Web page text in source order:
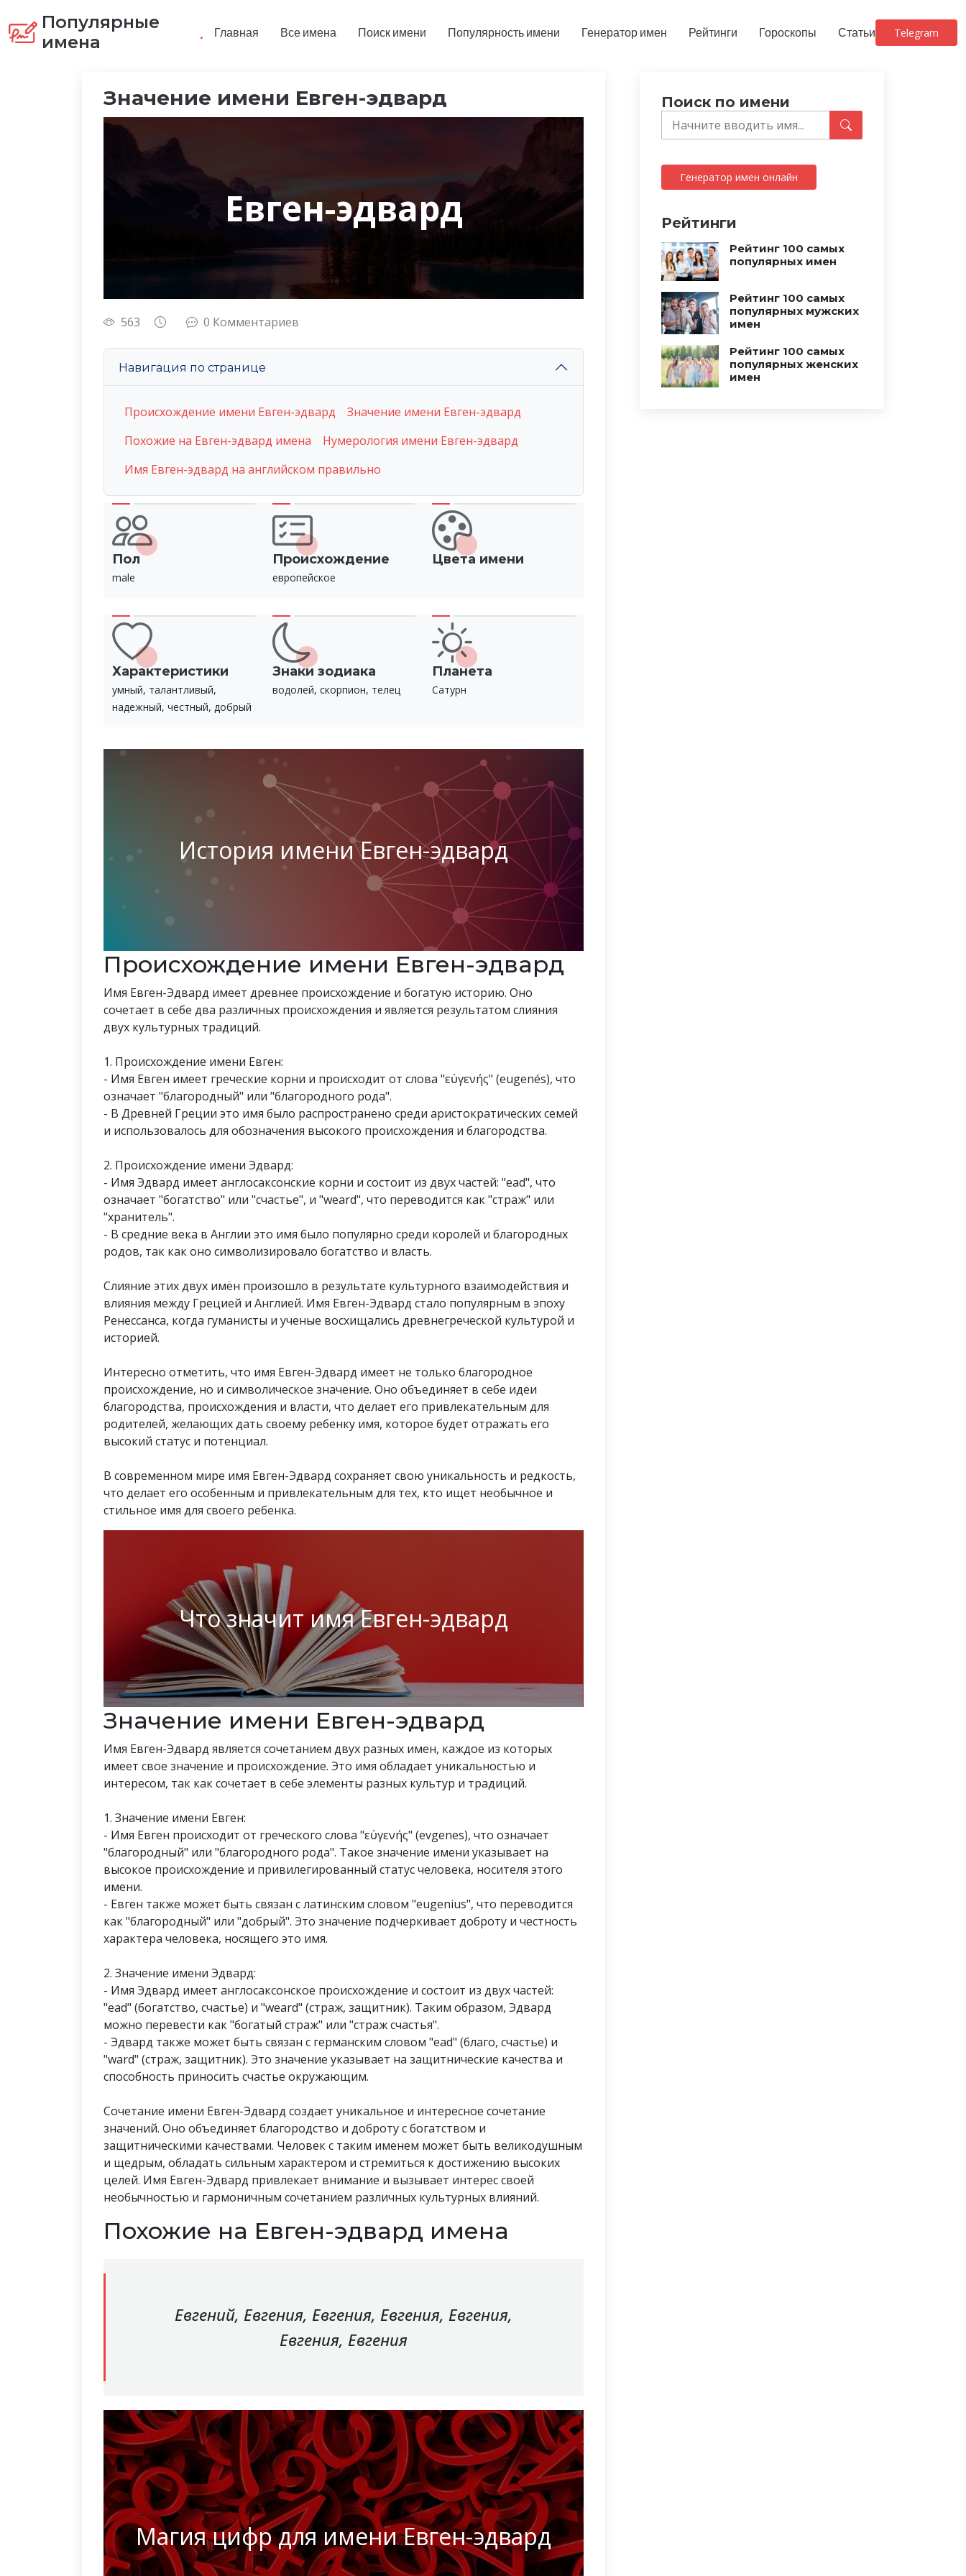
Популярные
имена
. Главная Все имена Поиск имени Популярность имени Генератор имен Рейтинги Гороскопы Статьи Telegram
Значение имени Евген-эдвард
Евген-эдвард
563 0 Комментариев
Навигация по странице
Происхождение имени Евген-эдвард
Значение имени Евген-эдвард
Похожие на Евген-эдвард имена
Нумерология имени Евген-эдвард
Имя Евген-эдвард на английском правильно
Пол
male
Происхождение
европейское
Цвета имени
Характеристики
умный, талантливый,
надежный, честный, добрый
Знаки зодиака
водолей, скорпион, телец
Планета
Сатурн
История имени Евген-эдвард
Происхождение имени Евген-эдвард
Имя Евген-Эдвард имеет древнее происхождение и богатую историю. Оно
сочетает в себе два различных происхождения и является результатом слияния
двух культурных традиций.
1. Происхождение имени Евген:
- Имя Евген имеет греческие корни и происходит от слова "εὐγενής" (eugenés), что
означает "благородный" или "благородного рода".
- В Древней Греции это имя было распространено среди аристократических семей
и использовалось для обозначения высокого происхождения и благородства.
2. Происхождение имени Эдвард:
- Имя Эдвард имеет англосаксонские корни и состоит из двух частей: "ead", что
означает "богатство" или "счастье", и "weard", что переводится как "страж" или
"хранитель".
- В средние века в Англии это имя было популярно среди королей и благородных
родов, так как оно символизировало богатство и власть.
Слияние этих двух имён произошло в результате культурного взаимодействия и
влияния между Грецией и Англией. Имя Евген-Эдвард стало популярным в эпоху
Ренессанса, когда гуманисты и ученые восхищались древнегреческой культурой и
историей.
Интересно отметить, что имя Евген-Эдвард имеет не только благородное
происхождение, но и символическое значение. Оно объединяет в себе идеи
благородства, происхождения и власти, что делает его привлекательным для
родителей, желающих дать своему ребенку имя, которое будет отражать его
высокий статус и потенциал.
В современном мире имя Евген-Эдвард сохраняет свою уникальность и редкость,
что делает его особенным и привлекательным для тех, кто ищет необычное и
стильное имя для своего ребенка.
Что значит имя Евген-эдвард
Значение имени Евген-эдвард
Имя Евген-Эдвард является сочетанием двух разных имен, каждое из которых
имеет свое значение и происхождение. Это имя обладает уникальностью и
интересом, так как сочетает в себе элементы разных культур и традиций.
1. Значение имени Евген:
- Имя Евген происходит от греческого слова "εὐγενής" (evgenes), что означает
"благородный" или "благородного рода". Такое значение имени указывает на
высокое происхождение и привилегированный статус человека, носителя этого
имени.
- Евген также может быть связан с латинским словом "eugenius", что переводится
как "благородный" или "добрый". Это значение подчеркивает доброту и честность
характера человека, носящего это имя.
2. Значение имени Эдвард:
- Имя Эдвард имеет англосаксонское происхождение и состоит из двух частей:
"ead" (богатство, счастье) и "weard" (страж, защитник). Таким образом, Эдвард
можно перевести как "богатый страж" или "страж счастья".
- Эдвард также может быть связан с германским словом "ead" (благо, счастье) и
"ward" (страж, защитник). Это значение указывает на защитнические качества и
способность приносить счастье окружающим.
Сочетание имени Евген-Эдвард создает уникальное и интересное сочетание
значений. Оно объединяет благородство и доброту с богатством и
защитническими качествами. Человек с таким именем может быть великодушным
и щедрым, обладать сильным характером и стремиться к достижению высоких
целей. Имя Евген-Эдвард привлекает внимание и вызывает интерес своей
необычностью и гармоничным сочетанием различных культурных влияний.
Похожие на Евген-эдвард имена
Евгений, Евгения, Евгения, Евгения, Евгения,
Евгения, Евгения
Магия цифр для имени Евген-эдвард
Поиск по имени
Генератор имен онлайн
Рейтинги
Рейтинг 100 самых
популярных имен
Рейтинг 100 самых
популярных мужских
имен
Рейтинг 100 самых
популярных женских
имен